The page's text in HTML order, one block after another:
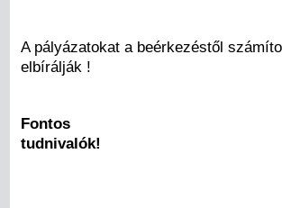
A pályázatokat a beérkezéstől
elbírálják !
Fontos
tudnivalók!